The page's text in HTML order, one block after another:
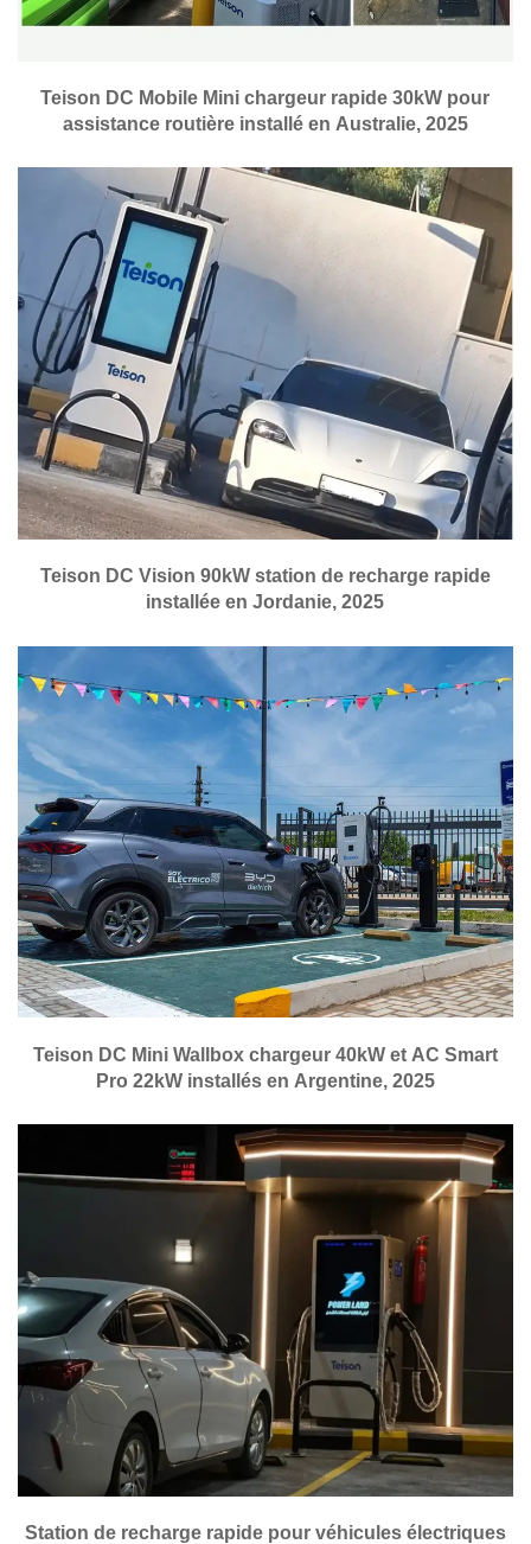
Teison DC Mobile Mini chargeur rapide 30kW pour
assistance routière installé en Australie, 2025
Teison DC Vision 90kW station de recharge rapide
installée en Jordanie, 2025
Teison DC Mini Wallbox chargeur 40kW et AC Smart
Pro 22kW installés en Argentine, 2025
Station de recharge rapide pour véhicules électriques